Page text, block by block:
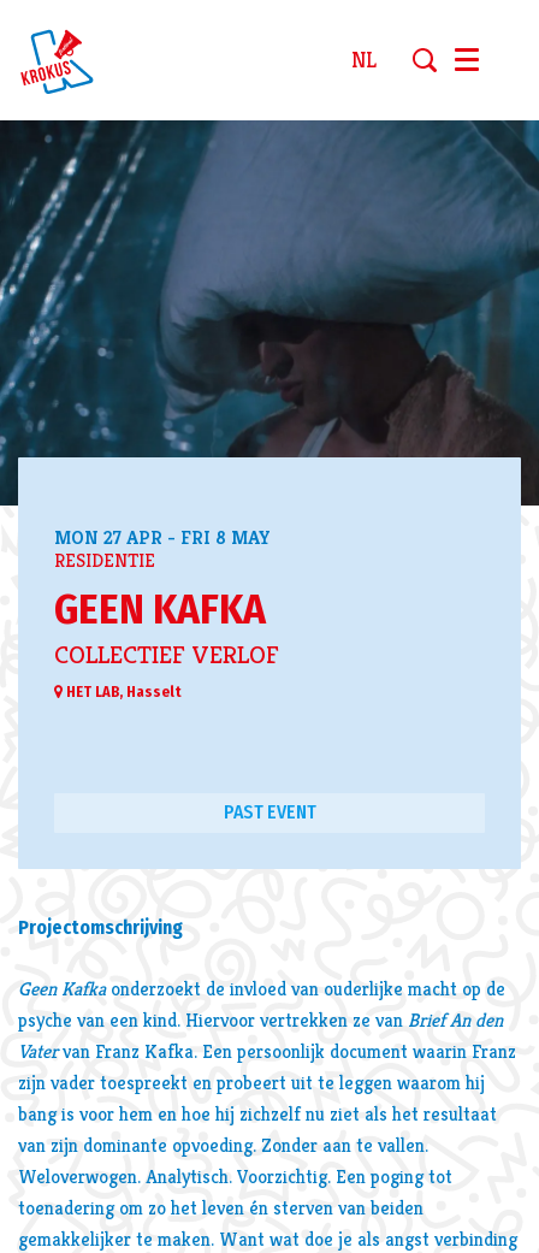
NL Menu
GEEN KAFKA
COLLECTIEF VERLOF
RESIDENTIE
MON 27 APR - FRI 8 MAY
HET LAB, Hasselt
PAST EVENT
Projectomschrijving
Geen Kafkaonderzoekt de invloed van ouderlijke macht op de
psyche van een kind. Hiervoor vertrekken ze van Brief An den
Vatervan Franz Kafka. Een persoonlijk document waarin Franz
zijn vader toespreekt en probeert uit te leggen waarom hij
bang is voor hem en hoe hij zichzelf nu ziet als het resultaat
van zijn dominante opvoeding. Zonder aan te vallen.
Weloverwogen. Analytisch. Voorzichtig. Een poging tot
toenadering om zo het leven én sterven van beiden
gemakkelijker te maken. Want wat doe je als angst verbinding